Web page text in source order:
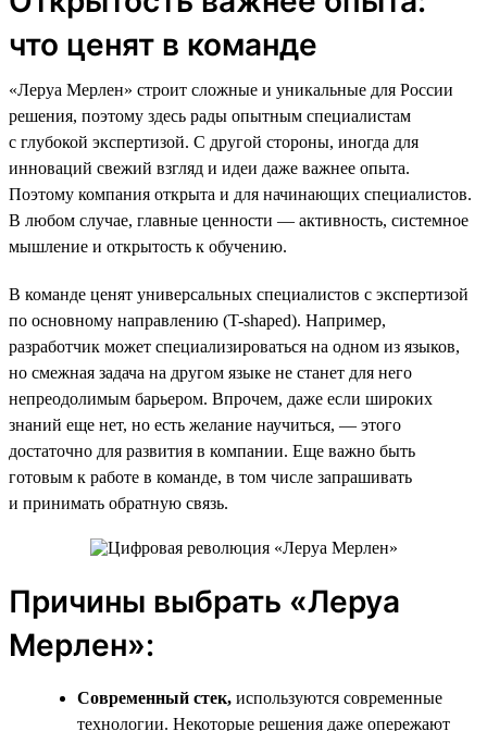
что ценят в команде
«Леруа Мерлен» строит сложные и уникальные для России
решения, поэтому здесь рады опытным специалистам
с глубокой экспертизой. С другой стороны, иногда для
инноваций свежий взгляд и идеи даже важнее опыта.
Поэтому компания открыта и для начинающих специалистов.
В любом случае, главные ценности — активность, системное
мышление и открытость к обучению.
В команде ценят универсальных специалистов с экспертизой
по основному направлению (T-shaped). Например,
разработчик может специализироваться на одном из языков,
но смежная задача на другом языке не станет для него
непреодолимым барьером. Впрочем, даже если широких
знаний еще нет, но есть желание научиться, — этого
достаточно для развития в компании. Еще важно быть
готовым к работе в команде, в том числе запрашивать
и принимать обратную связь.
Причины выбрать «Леруа
Мерлен»:
Современный стек, используются современные
технологии. Некоторые решения даже опережают